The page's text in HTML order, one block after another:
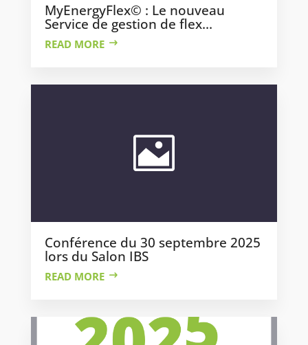
MyEnergyFlex© : Le nouveau
Service de gestion de flex...
READ MORE
Conférence du 30 septembre 2025
lors du Salon IBS
READ MORE